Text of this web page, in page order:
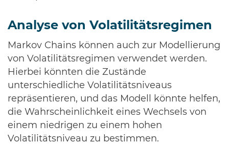
Analyse von Volatilitätsregimen
Markov Chains können auch zur Modellierung
von Volatilitätsregimen verwendet werden.
Hierbei könnten die Zustände
unterschiedliche Volatilitätsniveaus
repräsentieren, und das Modell könnte helfen,
die Wahrscheinlichkeit eines Wechsels von
einem niedrigen zu einem hohen
Volatilitätsniveau zu bestimmen.